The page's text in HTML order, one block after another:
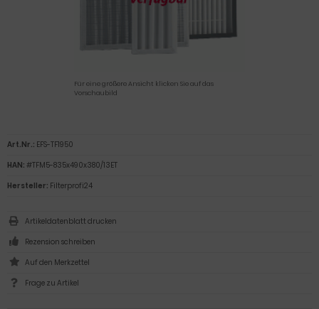
Für eine größere Ansicht klicken Sie auf das
Vorschaubild
Art.Nr.: EFS-TF1950
HAN: #TFM5-835x490x380/13ET
Hersteller: Filterprofi24
Artikeldatenblatt drucken
Rezension schreiben
Frage zu Artikel